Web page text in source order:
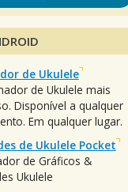
de Ukulele
de Ukulele mais
Disponível a qualquer
Em qualquer lugar.
de Ukulele Pocket
de Gráficos &
Ukulele